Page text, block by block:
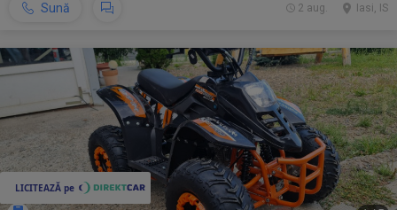
Sună Iasi, IS
2 aug.